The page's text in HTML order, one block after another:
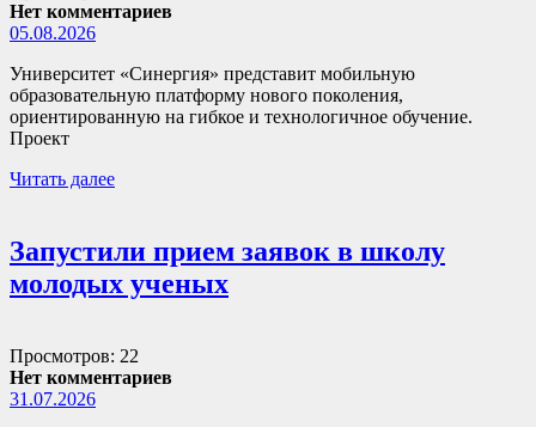
Нет комментариев
05.08.2026
Университет «Синергия» представит мобильную
образовательную платформу нового поколения,
ориентированную на гибкое и технологичное обучение.
Проект
Читать далее
Запустили прием заявок в школу
молодых ученых
Просмотров: 22
Нет комментариев
31.07.2026